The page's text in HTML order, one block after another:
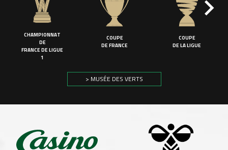
CHAMPIONNAT
DE
FRANCE DE LIGUE
1
COUPE
DE FRANCE
COUPE
DE LA LIGUE
> MUSÉE DES VERTS